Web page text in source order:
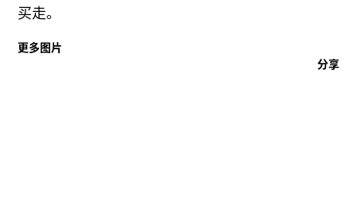
买走。
更多图片
分享